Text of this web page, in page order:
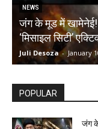
NEWS
जंग के मूड में
‘मिसाइल सिटी’
Juli Desoza - January
POPULAR
जंग